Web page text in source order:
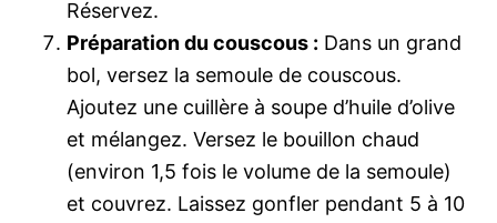
Réservez.
Préparation du couscous : Dans un grand
bol, versez la semoule de couscous.
Ajoutez une cuillère à soupe d’huile d’olive
et mélangez. Versez le bouillon chaud
(environ 1,5 fois le volume de la semoule)
et couvrez. Laissez gonfler pendant 5 à 10